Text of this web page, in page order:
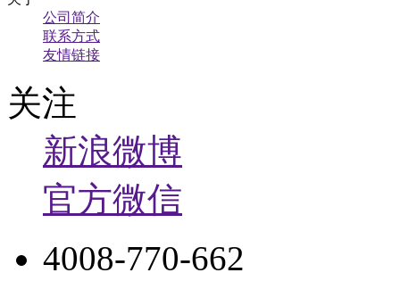
公司简介
联系方式
友情链接
关注
新浪微博
官方微信
4008-770-662